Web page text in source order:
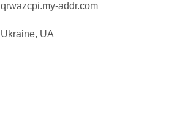
qrwazcpi.my-addr.com
Ukraine, UA